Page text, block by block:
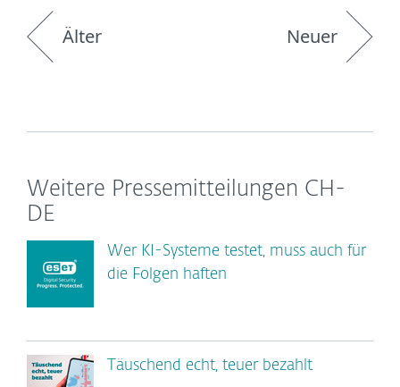
Älter Neuer
Weitere Pressemitteilungen CH-
DE
Wer KI-Systeme testet, muss auch für
die Folgen haften
Täuschend echt, teuer bezahlt